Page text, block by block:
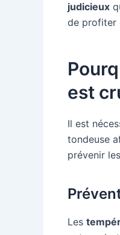
judicieux
de profiter
est
Il est
tondeuse
prévenir
Les